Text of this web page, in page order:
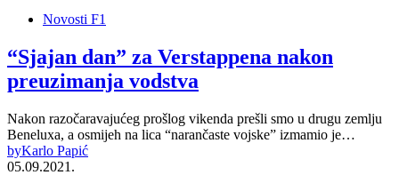
Novosti F1
“Sjajan dan” za Verstappena nakon
preuzimanja vodstva
Nakon razočaravajućeg prošlog vikenda prešli smo u drugu zemlju
Beneluxa, a osmijeh na lica “narančaste vojske” izmamio je…
byKarlo Papić
05.09.2021.